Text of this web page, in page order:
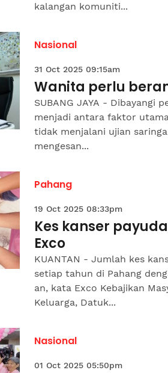
kalangan komuniti...
Nasional
31 Oct 2025 09:15am
Wanita perlu
SUBANG JAYA - Dibayangi
menjadi antara faktor
tidak menjalani ujian
mengesan...
Pahang
19 Oct 2025 08:33pm
Kes kanser
Exco
KUANTAN - Jumlah kes
setiap tahun di Pahang
an, kata Exco Kebajikan
Keluarga, Datuk...
Nasional
01 Oct 2025 05:50pm